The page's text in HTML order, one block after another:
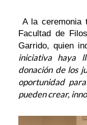
A la ceremonia
Facultad de
Garrido, quien
iniciativa haya
donación de los
oportunidad
pueden crear,